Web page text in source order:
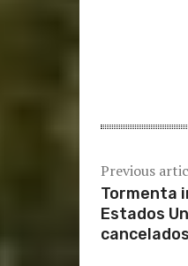
Previous
Tormenta
Estados
cancelados